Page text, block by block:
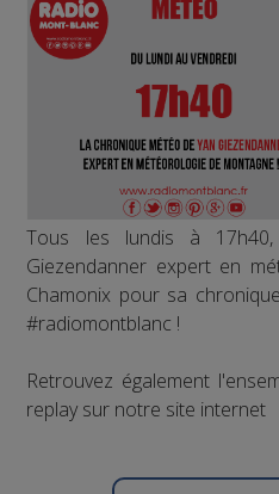
Tous les lundis à
Giezendanner expert en
Chamonix pour sa
#radiomontblanc !
Retrouvez également
replay sur notre site internet